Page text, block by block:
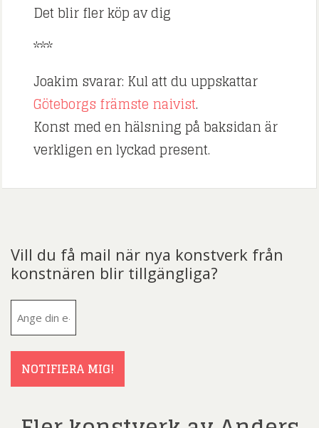
Det blir fler köp av dig
***
Joakim svarar: Kul att du uppskattar
Göteborgs främste naivist.
Konst med en hälsning på baksidan är
verkligen en lyckad present.
Vill du få mail när nya konstverk från
konstnären blir tillgängliga?
NOTIFIERA MIG!